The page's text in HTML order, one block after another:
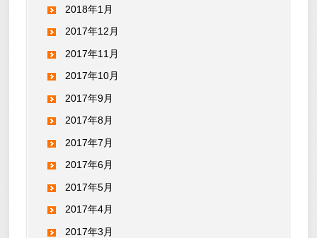
2018年1月
2017年12月
2017年11月
2017年10月
2017年9月
2017年8月
2017年7月
2017年6月
2017年5月
2017年4月
2017年3月